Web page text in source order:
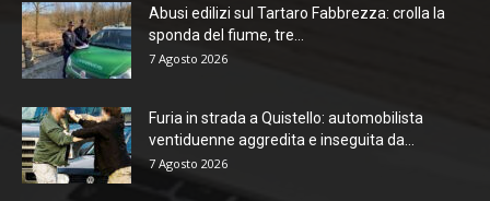
Abusi edilizi sul Tartaro Fabbrezza: crolla la
sponda del fiume, tre...
7 Agosto 2026
Furia in strada a Quistello: automobilista
ventiduenne aggredita e inseguita da...
7 Agosto 2026